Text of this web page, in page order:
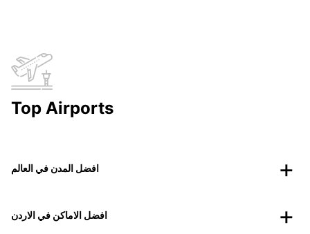
Top Airports
افضل المدن في العالم
افضل الاماكن في الاردن